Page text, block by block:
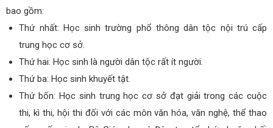
bao gồm:
Thứ nhất: Học sinh trường phổ thông dân tộc nội trú cấp
trung học cơ sở.
Thứ hai: Học sinh là người dân tộc rất ít người.
Thứ ba: Học sinh khuyết tật.
Thứ bốn: Học sinh trung học cơ sở đạt giải trong các cuộc
thi, kì thi, hội thi đối với các môn văn hóa, văn nghệ, thể thao